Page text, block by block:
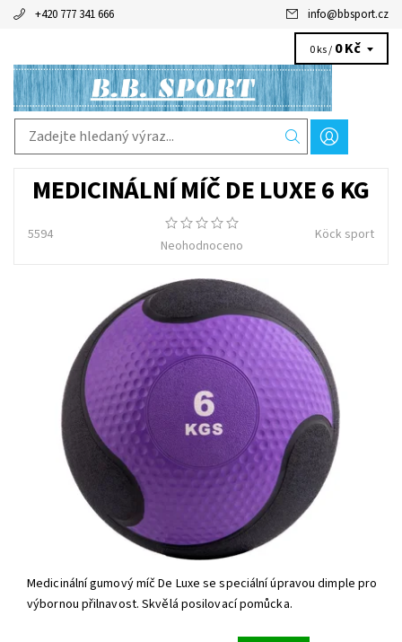
+420 777 341 666 info@bbsport.cz
0 ks / 0 Kč
MEDICINÁLNÍ MÍČ DE LUXE 6 KG
5594
Neohodnoceno
Köck sport
Medicinální gumový míč De Luxe se speciální úpravou dimple pro
výbornou přilnavost. Skvělá posilovací pomůcka.